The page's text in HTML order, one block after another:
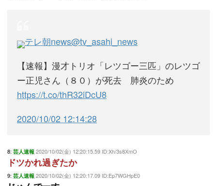
テレ朝news@tv_asahi_news
【速報】漫才トリオ「レツゴー三匹」のレツゴ
ー正児さん（８０）が死去 肺炎のため
https://t.co/thR32iDcU8
2020/10/02 12:14:28
8: 芸人速報 2020/10/02(金) 12:20:15.59 ID:Xh/3s8XmO
ドツかれ過ぎたか
9: 芸人速報 2020/10/02(金) 12:20:17.09 ID:Ep7WGHpE0